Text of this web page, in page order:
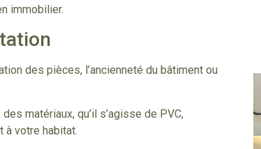
immobilier.
des pièces, l’ancienneté du bâtiment ou
matériaux, qu’il s’agisse de PVC,
à votre habitat.